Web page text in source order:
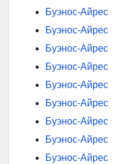
Буэнос-Айрес
Буэнос-Айрес
Буэнос-Айрес
Буэнос-Айрес
Буэнос-Айрес
Буэнос-Айрес
Буэнос-Айрес
Буэнос-Айрес
Буэнос-Айрес